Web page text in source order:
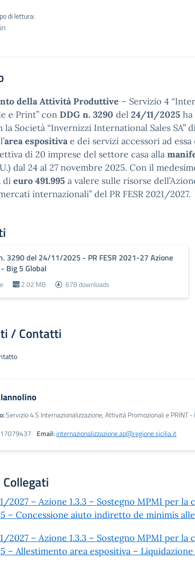
di lettura:
della Attività Produttive – Servizio 4
e Print” con DDG n. 3290 del 24/11/2025 ha
Società “Invernizzi International Sales SA”
area espositivae dei servizi accessori ad
di 20 imprese del settore casa alla
dal 24 al 27 novembre 2025. Con il
di euro 491.995 a valere sulle risorse
internazionali” del PR FESR 2021/2027.
3290 del 24/11/2025 - PR FESR 2021-27 Azione
Big 5 Global
2.02 MB 678 downloads
/ Contatti
Servizio 4.S Internazionalizzazione, Attività Promozionali e
Email:internazionalizzazione.ap@regione.sicilia.it
2027 – Azione 1.3.3 – Sostegno MPMI per
– Concessione aiuto indiretto de minimis
2027 – Azione 1.3.3 – Sostegno MPMI per
– Allestimento area espositiva – Liquidazione